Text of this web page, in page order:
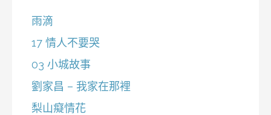
雨滴
17 情人不要哭
03 小城故事
劉家昌 – 我家在那裡
梨山癡情花